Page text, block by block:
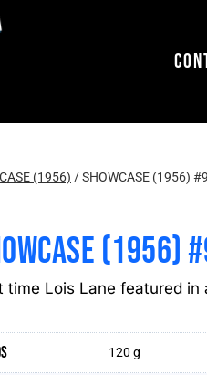
(1956) /SHOWCASE (1956) #9
(1956)
time Lois Lane featured in
120 g